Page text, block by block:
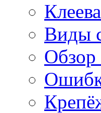
Виды
Обзор